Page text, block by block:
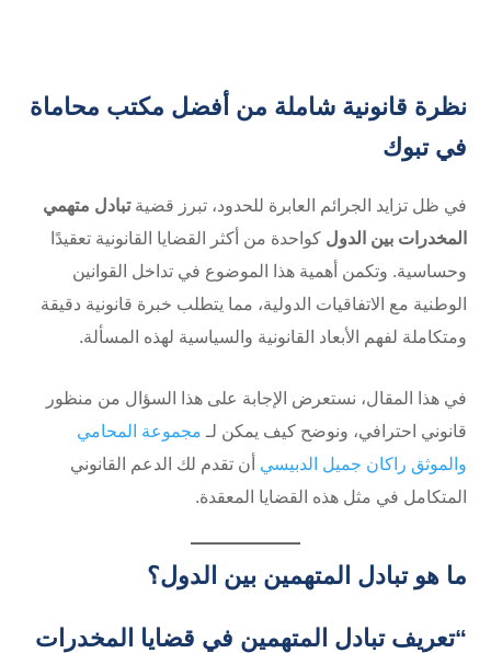
نظرة قانونية شاملة من أفضل مكتب محاماة
في تبوك
في ظل تزايد الجرائم العابرة للحدود، تبرز قضيةتبادل متهمي
المخدرات بين الدول كواحدة من أكثر القضايا القانونية تعقيدًا
وحساسية. وتكمن أهمية هذا الموضوع في تداخل القوانين
الوطنية مع الاتفاقيات الدولية، مما يتطلب خبرة قانونية دقيقة
ومتكاملة لفهم الأبعاد القانونية والسياسية لهذه المسألة.
في هذا المقال، نستعرض الإجابة على هذا السؤال من منظور
قانوني احترافي، ونوضح كيف يمكن لـ مجموعة المحامي
والموثق راكان جميل الدبيسي أن تقدم لك الدعم القانوني
المتكامل في مثل هذه القضايا المعقدة.
ما هو تبادل المتهمين بين الدول؟
“تعريف تبادل المتهمين في قضايا المخدرات